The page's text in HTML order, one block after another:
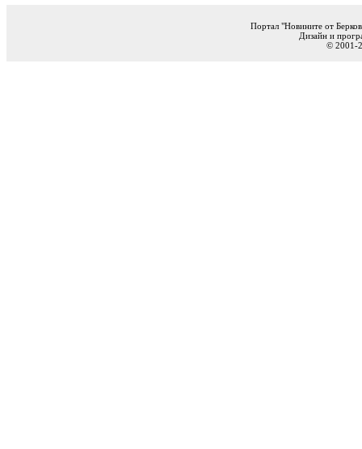
Портал "Новините от
Дизайн и
© 2001-